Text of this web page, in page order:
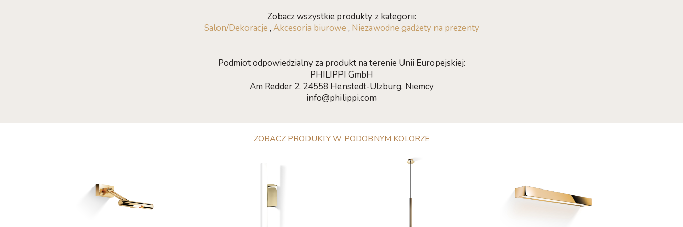
Zobacz wszystkie produkty z kategorii:
Salon/Dekoracje , Akcesoria biurowe , Niezawodne gadżety na prezenty
Podmiot odpowiedzialny za produkt na terenie Unii Europejskiej:
PHILIPPI GmbH
Am Redder 2, 24558 Henstedt-Ulzburg, Niemcy
info@philippi.com
ZOBACZ PRODUKTY W PODOBNYM KOLORZE